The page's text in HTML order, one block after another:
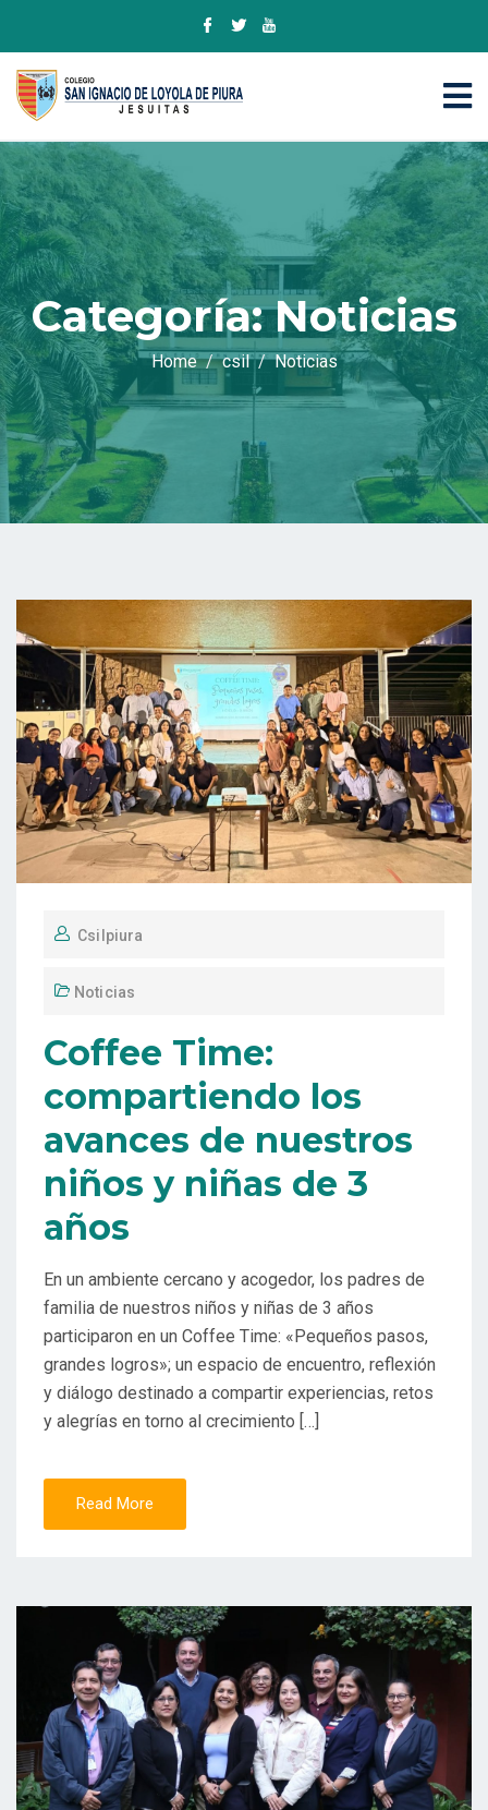
Categoría:Noticias
Home csil Noticias
Csilpiura
Noticias
Coffee Time:
compartiendo los
avances de nuestros
niños y niñas de 3
años
En un ambiente cercano y acogedor, los padres de
familia de nuestros niños y niñas de 3 años
participaron en un Coffee Time: «Pequeños pasos,
grandes logros»; un espacio de encuentro, reflexión
y diálogo destinado a compartir experiencias, retos
y alegrías en torno al crecimiento […]
Read More